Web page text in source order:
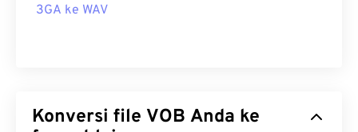
3GA ke WAV
Konversi file VOB Anda ke